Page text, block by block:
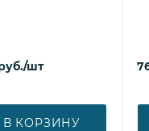
/шт
В КОРЗИНУ